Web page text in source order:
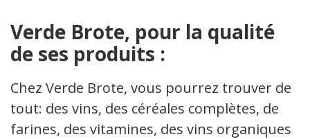
Verde Brote, pour la qualité
de ses produits :
Chez Verde Brote, vous pourrez trouver de
tout: des vins, des céréales complètes, de
farines, des vitamines, des vins organiques,